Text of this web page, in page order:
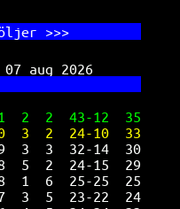
följer >>>
07 aug 2026
Norra
2  2  43-12  35
3  2  24-10  33
3  3  32-14  30
5  2  24-15  29
1  6  25-25  25
3  5  23-22  24